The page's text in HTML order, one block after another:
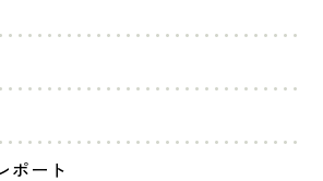
ポート